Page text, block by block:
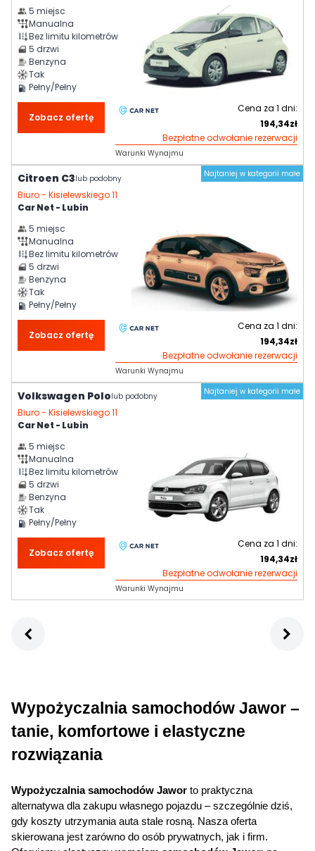
5 miejsc
Manualna
Bez limitu kilometrów
5 drzwi
Benzyna
Tak
Pełny/Pełny
Zobacz ofertę
Cena za 1 dni:
194,34zł
Bezpłatne odwołanie rezerwacji
Warunki Wynajmu
Najtaniej w kategorii małe
Citroen C3lub podobny
Biuro - Kisielewskiego 11
Car Net - Lubin
5 miejsc
Manualna
Bez limitu kilometrów
5 drzwi
Benzyna
Tak
Pełny/Pełny
Zobacz ofertę
Cena za 1 dni:
194,34zł
Bezpłatne odwołanie rezerwacji
Warunki Wynajmu
Najtaniej w kategorii małe
Volkswagen Pololub podobny
Biuro - Kisielewskiego 11
Car Net - Lubin
5 miejsc
Manualna
Bez limitu kilometrów
5 drzwi
Benzyna
Tak
Pełny/Pełny
Zobacz ofertę
Cena za 1 dni:
194,34zł
Bezpłatne odwołanie rezerwacji
Warunki Wynajmu
Wypożyczalnia samochodów Jawor –
tanie, komfortowe i elastyczne
rozwiązania
Wypożyczalnia samochodów Jawor to praktyczna
alternatywa dla zakupu własnego pojazdu – szczególnie dziś,
gdy koszty utrzymania auta stale rosną. Nasza oferta
skierowana jest zarówno do osób prywatnych, jak i firm.